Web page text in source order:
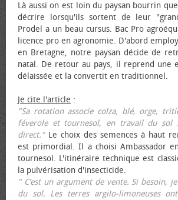
Là aussi on est loin du paysan bourrin
décrire lorsqu'ils sortent de leur
Prodel a un beau cursus. Bac Pro
licence pro en agronomie. D'abord
en Bretagne, notre paysan décide de
natal. De retour au pays, il reprend une
délaissée et la convertit en traditionnel.
Je cite l'article :
"Sa rotation associe colza, blé, orge,
féverole et tournesol, en travail du sol
direct."Le choix des semences à haut
est primordial. Il a choisi Ambassador
tournesol. L'itinéraire technique est
la pulvérisation d'insecticide.
" C’est un argument de vente. Si besoin,
du sol. Les terres argilo-limoneuses